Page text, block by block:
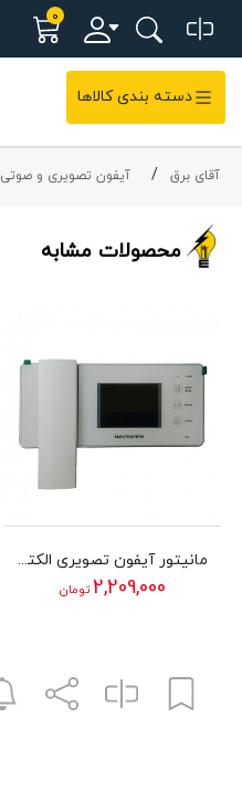
0
دسته بندی کالاها
آقای برق آیفون تصویری و صوتی
محصولات مشابه
مانیتور آیفون تصویری الکتروپیک 3.5 اینچ مدل 1196
2,209,000تومان